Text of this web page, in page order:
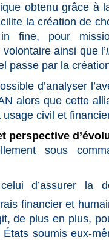
obtenu grâce à
la création de
in fine, pour
ainsi que l’
passe par la
d’analyser
alors que cette
civil et
perspective
sous
celui d’assurer la
financier et
de plus en plus,
soumis eux-